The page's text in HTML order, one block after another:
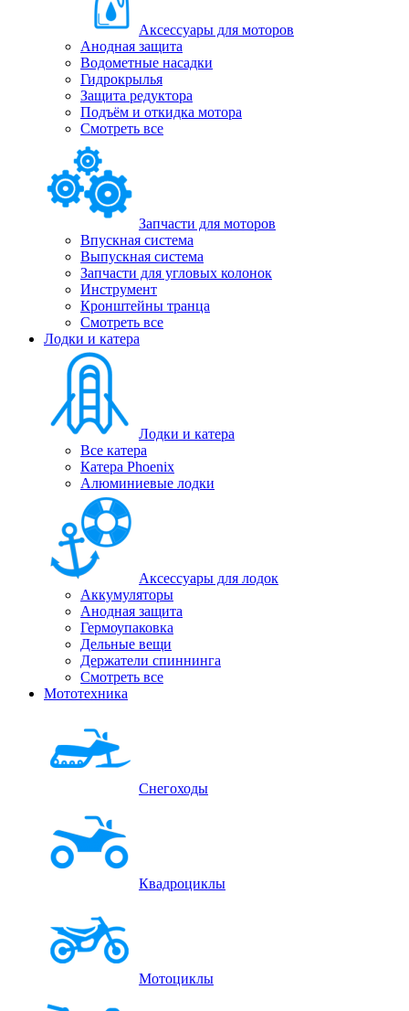
Аксессуары для моторов
Анодная защита
Водометные насадки
Гидрокрылья
Защита редуктора
Подъём и откидка мотора
Смотреть все
Запчасти для моторов
Впускная система
Выпускная система
Запчасти для угловых колонок
Инструмент
Кронштейны транца
Смотреть все
Лодки и катера
Лодки и катера
Все катера
Катера Phoenix
Алюминиевые лодки
Аксессуары для лодок
Аккумуляторы
Анодная защита
Гермоупаковка
Дельные вещи
Держатели спиннинга
Смотреть все
Мототехника
Снегоходы
Квадроциклы
Мотоциклы